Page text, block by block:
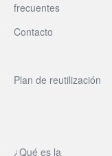
frecuentes
Contacto
Plan de reutilización
¿Qué es la